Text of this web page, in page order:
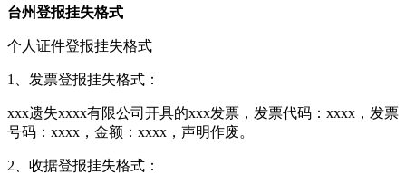
台州登报挂失格式
个人证件登报挂失格式
1、发票登报挂失格式：
xxx遗失xxxx有限公司开具的xxx发票，发票代码：xxxx，发票
号码：xxxx，金额：xxxx，声明作废。
2、收据登报挂失格式：